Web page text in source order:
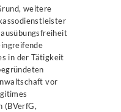
weitere
in der Tätigkeit
vor
(BVerfG,